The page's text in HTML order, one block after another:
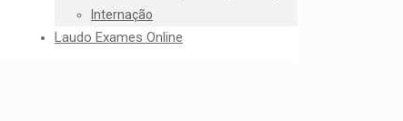
Internação
Laudo Exames Online